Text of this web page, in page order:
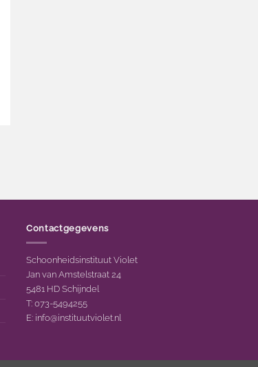
Contactgegevens
Schoonheidsinstituut Violet
Jan van Amstelstraat 24
5481 HD Schijndel
T: 073-5494255
E: info@instituutviolet.nl